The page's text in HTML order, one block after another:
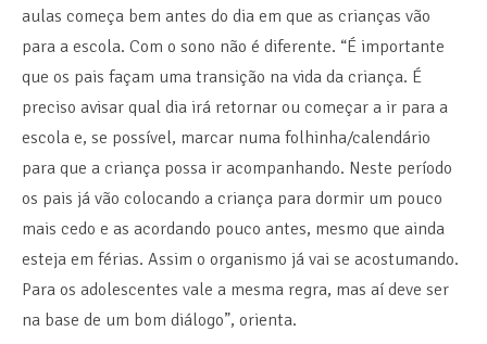
aulas começa bem antes do dia em que as crianças vão
para a escola. Com o sono não é diferente. “É importante
que os pais façam uma transição na vida da criança. É
preciso avisar qual dia irá retornar ou começar a ir para a
escola e, se possível, marcar numa folhinha/calendário
para que a criança possa ir acompanhando. Neste período
os pais já vão colocando a criança para dormir um pouco
mais cedo e as acordando pouco antes, mesmo que ainda
esteja em férias. Assim o organismo já vai se acostumando.
Para os adolescentes vale a mesma regra, mas aí deve ser
na base de um bom diálogo”, orienta.